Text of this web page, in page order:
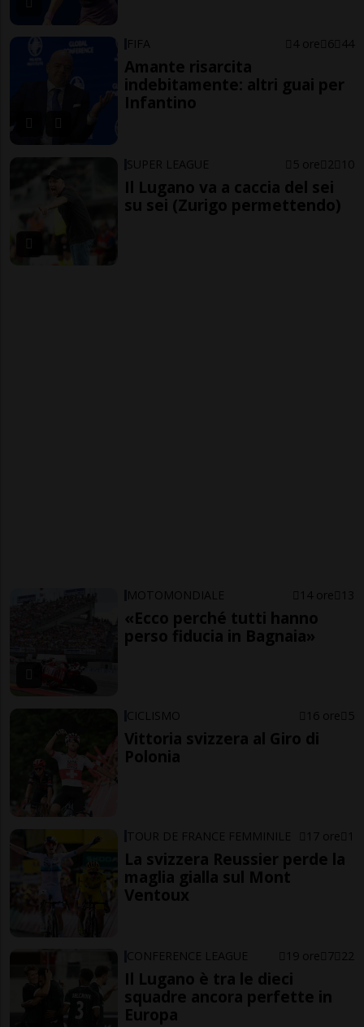
FIFA 4 ore 6 44
Amante risarcita
indebitamente: altri guai per
Infantino
SUPER LEAGUE 5 ore 2 10
Il Lugano va a caccia del sei
su sei (Zurigo permettendo)
MOTOMONDIALE 14 ore 13
«Ecco perché tutti hanno
perso fiducia in Bagnaia»
CICLISMO 16 ore 5
Vittoria svizzera al Giro di
Polonia
TOUR DE FRANCE FEMMINILE 17 ore 1
La svizzera Reussier perde la
maglia gialla sul Mont
Ventoux
CONFERENCE LEAGUE 19 ore 7 22
Il Lugano è tra le dieci
squadre ancora perfette in
Europa